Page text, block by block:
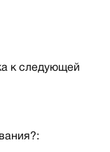
к следующей